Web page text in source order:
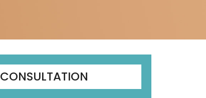
CONSULTATION